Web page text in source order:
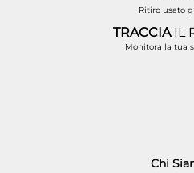
Ritiro usato
TRACCIA IL
Monitora la tua
Chi